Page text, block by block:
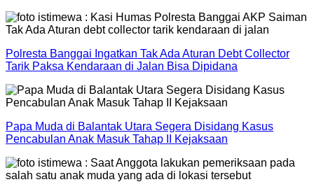
Polresta Banggai Ingatkan Tak Ada Aturan Debt Collector
Tarik Paksa Kendaraan di Jalan Bisa Dipidana
Papa Muda di Balantak Utara Segera Disidang Kasus
Pencabulan Anak Masuk Tahap II Kejaksaan